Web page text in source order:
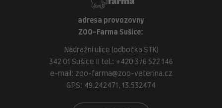
adresa provozovny
ZOO-Farma Sušice:
Nádražní ulice (odbočka STK)
342 01 Sušice II tel.: +420 376 522 146
e-mail: zoo-farma@zoo-veterina.cz
GPS: 49.242471, 13.532474